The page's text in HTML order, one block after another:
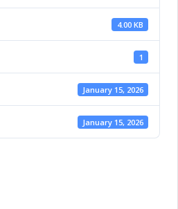
4.00 KB
1
January 15, 2026
January 15, 2026